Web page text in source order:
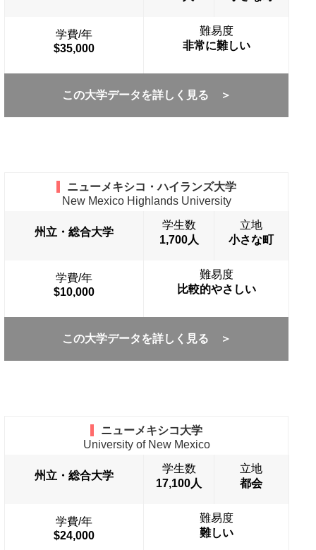
学費/年
$35,000
難易度
非常に難しい
この大学データを詳しく見る ＞
ニューメキシコ・ハイランズ大学
New Mexico Highlands University
州立・総合大学
学生数
1,700人
立地
小さな町
学費/年
$10,000
難易度
比較的やさしい
この大学データを詳しく見る ＞
ニューメキシコ大学
University of New Mexico
州立・総合大学
学生数
17,100人
立地
都会
学費/年
$24,000
難易度
難しい